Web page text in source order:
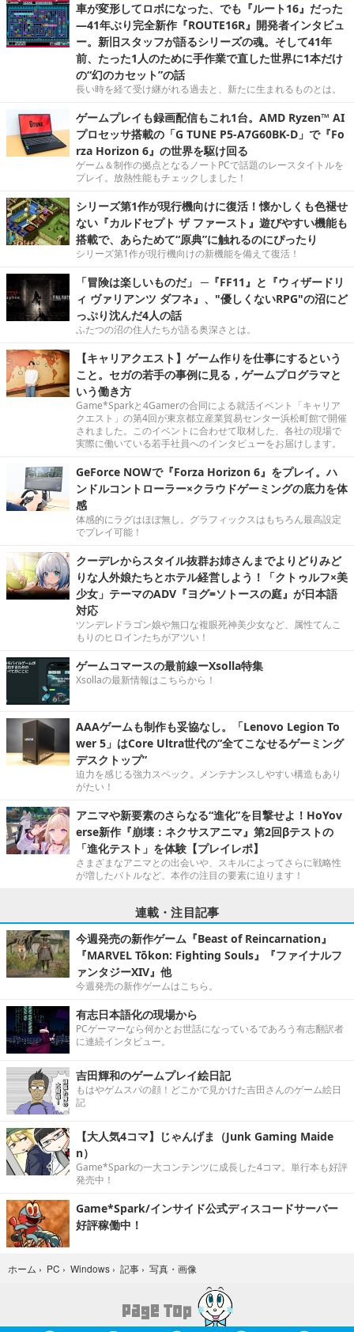
車が変形してロボになった、でも『ルート16』だった
―41年ぶり完全新作『ROUTE16R』開発者インタビュ
ー。新旧スタッフが語るシリーズの魂。そして41年
前、たった1人のために手作業で直した世界に1本だけ
の“幻のカセット”の話
長い時を経て受け継がれる過去と、新たに生まれるものとは。
ゲームプレイも録画配信もこれ1台。AMD Ryzen™ AI
プロセッサ搭載の「G TUNE P5-A7G60BK-D」で『Fo
rza Horizon 6』の世界を駆け回る
ゲーム＆制作の拠点となるノートPCで話題のレースタイトルを
プレイ。放熱性能もチェックしました！
シリーズ第1作が現行機向けに復活！懐かしくも色褪せ
ない『カルドセプト ザ ファースト』遊びやすい機能も
搭載で、あらためて“原典”に触れるのにぴったり
シリーズ第1作が現行機向けの新機能を備えて復活！
「冒険は楽しいものだ」 ─『FF11』と『ウィザードリ
ィ ヴァリアンツ ダフネ』、"優しくないRPG"の沼にど
っぷり沈んだ4人の話
ふたつの沼の住人たちが語る奥深さとは。
【キャリアクエスト】ゲーム作りを仕事にするという
こと。セガの若手の事例に見る，ゲームプログラマと
いう働き方
Game*Sparkと4Gamerの合同による就活イベント「キャリア
クエスト」の第4回が東京都立産業貿易センター浜松町館で開催
されました。このイベントに合わせて取材した、各社の現場で
実際に働いている若手社員へのインタビューをお届けします。
GeForce NOWで『Forza Horizon 6』をプレイ。ハ
ンドルコントローラー×クラウドゲーミングの底力を体
感
体感的にラグはほぼ無し。グラフィックスはもちろん最高設定
でプレイ可能！
クーデレからスタイル抜群お姉さんまでよりどりみど
りな人外娘たちとホテル経営しよう！「クトゥルフ×美
少女」テーマのADV『ヨグ=ソトースの庭』が日本語
対応
ツンデレドラゴン娘や無口な複眼死神美少女など、属性てんこ
もりのヒロインたちがアツい！
ゲームコマースの最前線ーXsolla特集
Xsollaの最新情報はこちらから！
AAAゲームも制作も妥協なし。「Lenovo Legion To
wer 5」はCore Ultra世代の“全てこなせるゲーミング
デスクトップ”
迫力を感じる強力スペック。メンテナンスしやすい構造もあり
がたい！
アニマや新要素のさらなる“進化”を目撃せよ！HoYov
erse新作『崩壊：ネクサスアニマ』第2回βテストの
「進化テスト」を体験【プレイレポ】
さまざまなアニマとの出会いや、スキルによってさらに戦略性
が増したバトルなど、本作の注目の要素に迫ります！
連載・注目記事
今週発売の新作ゲーム『Beast of Reincarnation』
『MARVEL Tōkon: Fighting Souls』『ファイナルフ
ァンタジーXIV』他
今週発売の新作ゲームはこちら。
有志日本語化の現場から
PCゲーマーなら何かとお世話になっているであろう有志翻訳者
に連続インタビュー。
吉田輝和のゲームプレイ絵日記
もはやゲムスパの顔！どこかで見かけた吉田さんのゲーム絵日
記
【大人気4コマ】じゃんげま（Junk Gaming Maide
n）
Game*Sparkの一大コンテンツに成長した4コマ。単行本も好評
発売中！
Game*Spark/インサイド公式ディスコードサーバー
好評稼働中！
ホーム › PC › Windows › 記事 › 写真・画像